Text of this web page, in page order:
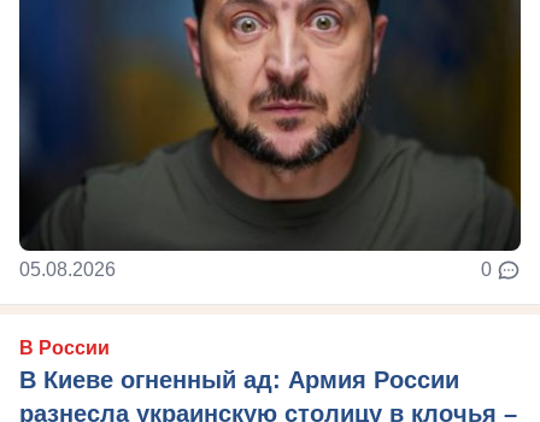
05.08.2026 0
В России
В Киеве огненный ад: Армия России
разнесла украинскую столицу в клочья –